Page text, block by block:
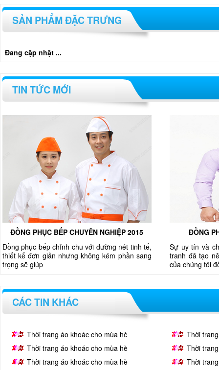
SẢN PHẨM ĐẶC TRƯNG
Đang cập nhật ...
TIN TỨC MỚI
ĐỒNG PHỤC BẾP CHUYÊN NGHIỆP 2015
Đồng phục bếp chỉnh chu với đường nét tinh tế,
thiết kế đơn giản nhưng không kém phần sang
trọng sẽ giúp
ĐỒNG
Sự uy tín và
tranh đã tạo
của chúng tôi
CÁC TIN KHÁC
Thời trang áo khoác cho mùa hè
Thời
Thời trang áo khoác cho mùa hè
Thời
Thời trang áo khoác cho mùa hè
Thời